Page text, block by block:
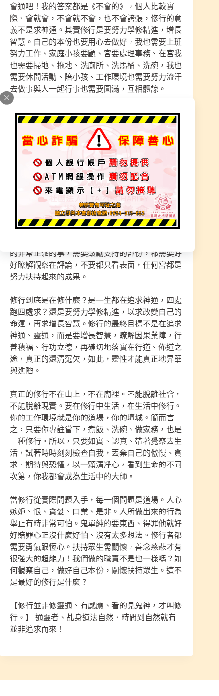
會通吧！我的答案都是《不會的》，個人比較實
際、會就會，不會就不會，也不會誇張，修行的意
義不是求神通。其實修行是要努力學修精進，增長
智慧。自己的本份也要用心去做好，我也需要上班
努力工作、家庭小孩要顧、宮要處理事務、在宮我
也需要掃地、拖地、洗廁所、洗馬桶、洗碗，我也
需要休閒活動、陪小孩、工作環境也需要努力流汗
去做事與人一起行事也需要圓滿，互相體諒。
懂我的人應該都知道，什麼是對你好的、有幫助
的。說話實際一點、誠心對待每一人，緣份得來不
易。我只是一個普通人，學修精進、我努力扶持宮
廟，是因我也有人生低潮時期，宗教給我的能量，
讓我有信心突破自我，走過人生苦煉，可體諒所有
苦，只求安穩生活可幫助更多人轉變人生就是最開
心的事。
在宮其實職責本份要求算高，做事不能隨便，給眾
生有交代是我們目標，所有的事務都必須透明瞭
解，宮不是讓人害怕或是被有心人利用，導致道教
的非常正派的事，需要鼓勵支持的部份，都需要好
好瞭解觀察在評論，不要都只看表面，任何宮都是
努力扶持起來的成果。
修行到底是在修什麼？是一生都在追求神通，四處
跑四處求？還是要努力學修精進，以求改變自己的
命運，再求增長智慧。修行的最終目標不是在追求
神通、靈通，而是要增長智慧，瞭解因果業障，行
善積福、行功立德，再確切地落實在行道、佈道之
途，真正的還清冤欠，如此，靈性才能真正地昇華
與進階。
真正的修行不在山上，不在廟裡。不能脫離社會，
不能脫離現實。要在修行中生活，在生活中修行。
你的工作環境就是你的道場，你的壇城。簡而言
之，只要你專註當下，煮飯、洗碗、做家務，也是
一種修行。所以，只要如實、認真、帶著覺察去生
活，試著時時刻刻檢查自我，丟棄自己的傲慢、貪
求、期待與恐懼，以一顆清凈心，看到生命的不同
次第，你我都會成為生活中的大師。
當修行從實際問題入手，每一個問題是道場。人心
嫉妒、恨、貪婪、口業、是非。人所做出來的行為
舉止有時非常可怕。鬼單純的要東西、得罪他就好
好賠罪心正沒什麼好怕、沒有太多想法。修行者都
需要勇氣跟恆心。扶持眾生需關懷，善念慈悲才有
很強大的超能力！我們做的職責不是也一樣嗎？如
何觀察自己，做好自己本份，關懷扶持眾生。這不
是最好的修行是什麼？
【修行並非修靈通、有感應、看的見鬼神，才叫修
行。】 通靈者、乩身道法自然．時間到自然就有
並非追求而來！